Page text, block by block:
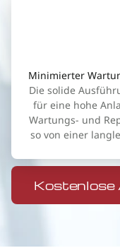
Minimierter
Die solide
für eine hohe
Wartungs- und
so von einer
Kostenlose